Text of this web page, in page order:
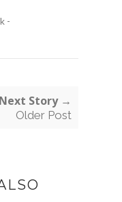
-
Next Story →
Older Post